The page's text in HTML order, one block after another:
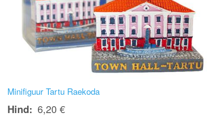
Minifiguur Tartu Raekoda
Hind 6,20 €